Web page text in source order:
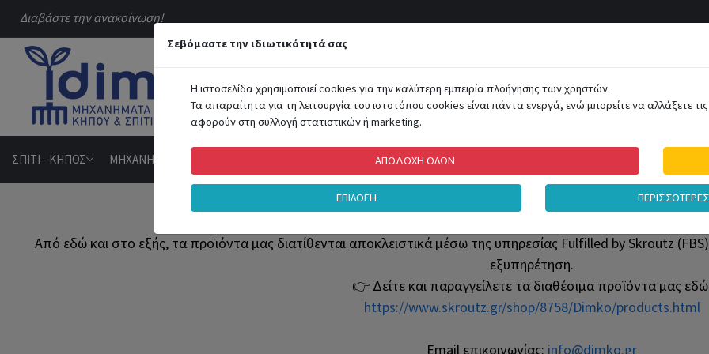
Διαβάστε την ανακοίνωση!
ΟΛΕΣ ΟΙ ΚΑΤΗΓΟΡΙΕΣ
ΣΠΙΤΙ - ΚΗΠΟΣ ΜΗΧΑΝΗΜΑΤΑ - ΕΡΓΑΛΕΙΑ ΑΤΟΜΙΚΗ ΠΡΟΣΤΑΣΙΑ
Από εδώ και στο εξής, τα προϊόντα μας διατίθενται αποκλειστικά μέσω της υπηρεσίας Fulfilled by Skroutz
εξυπηρέτηση.
👉 Δείτε και παραγγείλετε τα διαθέσιμα προϊόντα μας
https://www.skroutz.gr/shop/8758/Dimko/products.html
Email επικοινωνίας: info@dimko.gr
Σεβόμαστε την ιδιωτικότητά σας
Η ιστοσελίδα χρησιμοποιεί cookies για την καλύτερη εμπειρία πλοήγησης των χρηστών.
Τα απαραίτητα για τη λειτουργία του ιστοτόπου cookies είναι πάντα ενεργά, ενώ μπορείτε να αλλάξετε
αφορούν στη συλλογή στατιστικών ή marketing.
ΑΠΟΔΟΧΗ ΟΛΩΝ
ΕΠΙΛΟΓΗ